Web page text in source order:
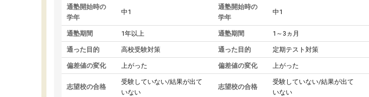
通塾開始時の
学年
中1
通塾期間 1年以上
通った目的 高校受験対策
偏差値の変化 上がった
志望校の合格
受験していない/結果が出て
いない
通塾開始時の
学年
中1
通塾期間 1～3ヵ月
通った目的 定期テスト対策
偏差値の変化 上がった
志望校の合格
受験していない/結果が出て
いない